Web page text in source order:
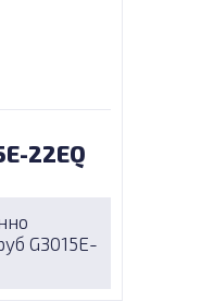
22EQ
G3015E-